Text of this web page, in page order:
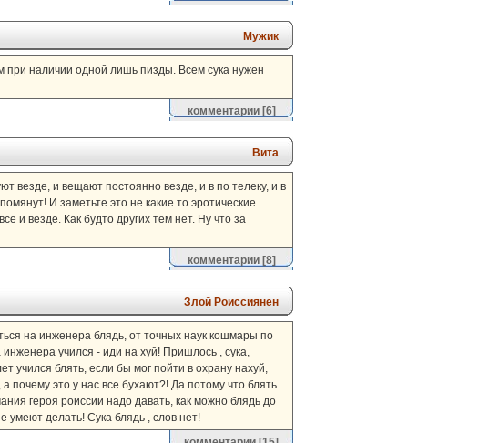
Мужик
при наличии одной лишь пизды. Всем сука нужен
комментарии[6]
Вита
везде, и вещают постоянно везде, и в по телеку, и в
И заметьте это не какие то эротические
и везде. Как будто других тем нет. Ну что за
комментарии[8]
Злой Роиссиянен
на инженера блядь, от точных наук кошмары по
учился - иди на хуй! Пришлось , сука,
учился блять, если бы мог пойти в охрану нахуй,
почему это у нас все бухают?! Да потому что блять
героя роиссии надо давать, как можно блядь до
умеют делать! Сука блядь , слов нет!